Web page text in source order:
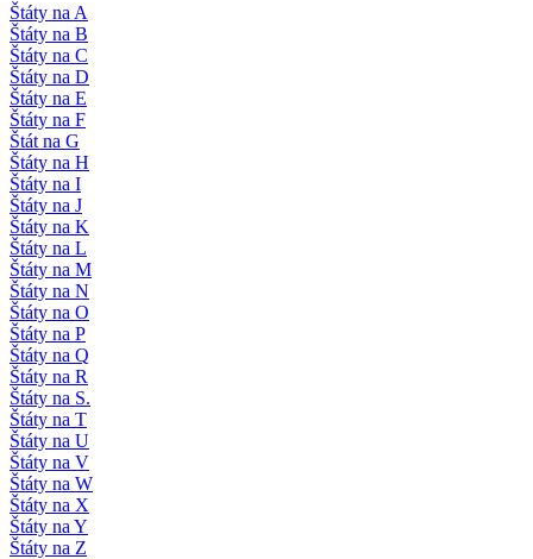
Štáty na A
Štáty na B
Štáty na C
Štáty na D
Štáty na E
Štáty na F
Štát na G
Štáty na H
Štáty na I
Štáty na J
Štáty na K
Štáty na L
Štáty na M
Štáty na N
Štáty na O
Štáty na P
Štáty na Q
Štáty na R
Štáty na S.
Štáty na T
Štáty na U
Štáty na V
Štáty na W
Štáty na X
Štáty na Y
Štáty na Z